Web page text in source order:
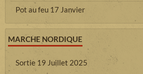
Pot au feu 17 Janvier
MARCHE NORDIQUE
Sortie 19 Juillet 2025